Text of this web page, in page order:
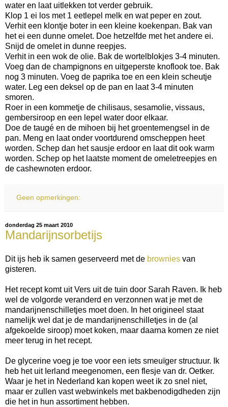
water en laat uitlekken tot verder gebruik.
Klop 1 ei los met 1 eetlepel melk en wat peper en zout.
Verhit een klontje boter in een kleine koekenpan. Bak van
het ei een dunne omelet. Doe hetzelfde met het andere ei.
Snijd de omelet in dunne reepjes.
Verhit in een wok de olie. Bak de wortelblokjes 3-4 minuten.
Voeg dan de champignons en uitgeperste knoflook toe. Bak
nog 3 minuten. Voeg de paprika toe en een klein scheutje
water. Leg een deksel op de pan en laat 3-4 minuten
smoren.
Roer in een kommetje de chilisaus, sesamolie, vissaus,
gembersiroop en een lepel water door elkaar.
Doe de taugé en de mihoen bij het groentemengsel in de
pan. Meng en laat onder voortdurend omscheppen heet
worden. Schep dan het sausje erdoor en laat dit ook warm
worden. Schep op het laatste moment de omeletreepjes en
de cashewnoten erdoor.
Geen opmerkingen:
donderdag 25 maart 2010
Mandarijnsorbetijs
Dit ijs heb ik samen geserveerd met de brownies van
gisteren.
Het recept komt uit Vers uit de tuin door Sarah Raven. Ik heb
wel de volgorde veranderd en verzonnen wat je met de
mandarijnenschilletjes moet doen. In het origineel staat
namelijk wel dat je de mandarijnenschilletjes in de (al
afgekoelde siroop) moet koken, maar daarna komen ze niet
meer terug in het recept.
De glycerine voeg je toe voor een iets smeuïger structuur. Ik
heb het uit Ierland meegenomen, een flesje van dr. Oetker.
Waar je het in Nederland kan kopen weet ik zo snel niet,
maar er zullen vast webwinkels met bakbenodigdheden zijn
die het in hun assortiment hebben.